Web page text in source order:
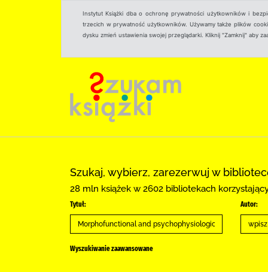
Instytut Książki dba o ochronę prywatności użytkowników i
trzecich w prywatność użytkowników. Używamy także plików
dysku zmień ustawienia swojej przeglądarki. Kliknij "Zamknij" aby
Szukaj, wybierz, zarezerwuj w
28 mln książek w 2602 bibliotekach
Tytuł: Autor:
Wyszukiwanie zaawansowane